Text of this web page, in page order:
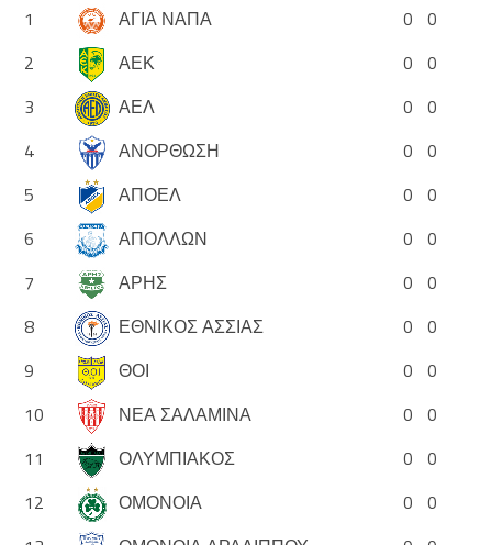
1
ΑΓΙΑ ΝΑΠΑ 0 0
2
ΑΕΚ 0 0
3
ΑΕΛ 0 0
4
ΑΝΟΡΘΩΣΗ 0 0
5
ΑΠΟΕΛ 0 0
6
ΑΠΟΛΛΩΝ 0 0
7
ΑΡΗΣ 0 0
8
ΕΘΝΙΚΟΣ ΑΣΣΙΑΣ 0 0
9
ΘΟΙ 0 0
10
ΝΕΑ ΣΑΛΑΜΙΝΑ 0 0
11
ΟΛΥΜΠΙΑΚΟΣ 0 0
12
ΟΜΟΝΟΙΑ 0 0